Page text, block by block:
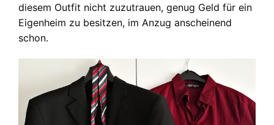
diesem Outfit nicht zuzutrauen, genug Geld für ein
Eigenheim zu besitzen, im Anzug anscheinend
schon.